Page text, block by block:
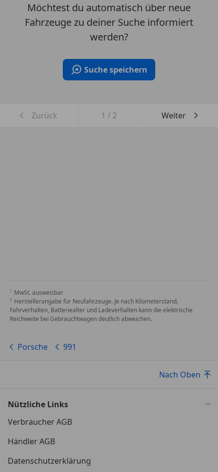
Möchtest du automatisch über neue
Fahrzeuge zu deiner Suche informiert
werden?
Suche speichern
Zurück 1 / 2 Weiter
MwSt. ausweisbar
Herstellerangabe für Neufahrzeuge. Je nach Kilometerstand,
Fahrverhalten, Batteriealter und Ladeverhalten kann die elektrische
Reichweite bei Gebrauchtwagen deutlich abweichen.
Porsche 991
Nach Oben
Nützliche Links
Verbraucher AGB
Händler AGB
Datenschutzerklärung